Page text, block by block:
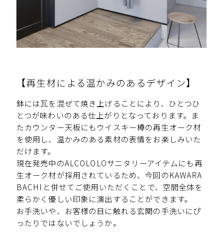
【再生材による温かみのあるデザイン】
鉢には瓦を混ぜて焼き上げることにより、ひとつひ
とつが味わいのある仕上がりとなっております。ま
たカウンター天板にもウイスキー樽の再生オーク材
を使用し、温かみのある素材の表情をお楽しみいた
だけます。
現在発売中のALCOLOLOサニタリーアイテムにも再
生オーク材が採用されているため、今回のKAWARA
BACHIと併せてご使用いただくことで、空間全体を
柔らかく優しい印象に演出することができます。
お手洗いや、お客様の目に触れる玄関の手洗いにぴ
ったりではないでしょうか。